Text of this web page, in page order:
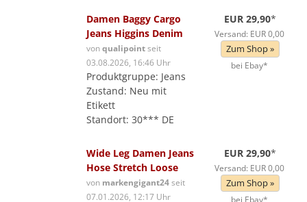
Damen Baggy Cargo
Jeans Higgins Denim
vonqualipointseit
03.08.2026, 16:46 Uhr
Produktgruppe: Jeans
Zustand: Neu mit
Etikett
Standort: 30*** DE
EUR 29,90*
Versand: EUR 0,00
Zum Shop »
bei Ebay*
Wide Leg Damen Jeans
Hose Stretch Loose
von markengigant24seit
07.01.2026, 12:17 Uhr
EUR 29,90*
Versand: EUR 0,00
Zum Shop »
bei Ebay*